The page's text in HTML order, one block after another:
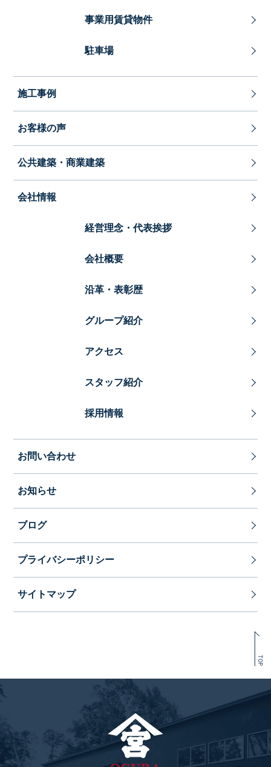
事業用賃貸物件
駐車場
施工事例
お客様の声
公共建築・商業建築
会社情報
経営理念・代表挨拶
会社概要
沿革・表彰歴
グループ紹介
アクセス
スタッフ紹介
採用情報
お問い合わせ
お知らせ
ブログ
プライバシーポリシー
サイトマップ
TOP